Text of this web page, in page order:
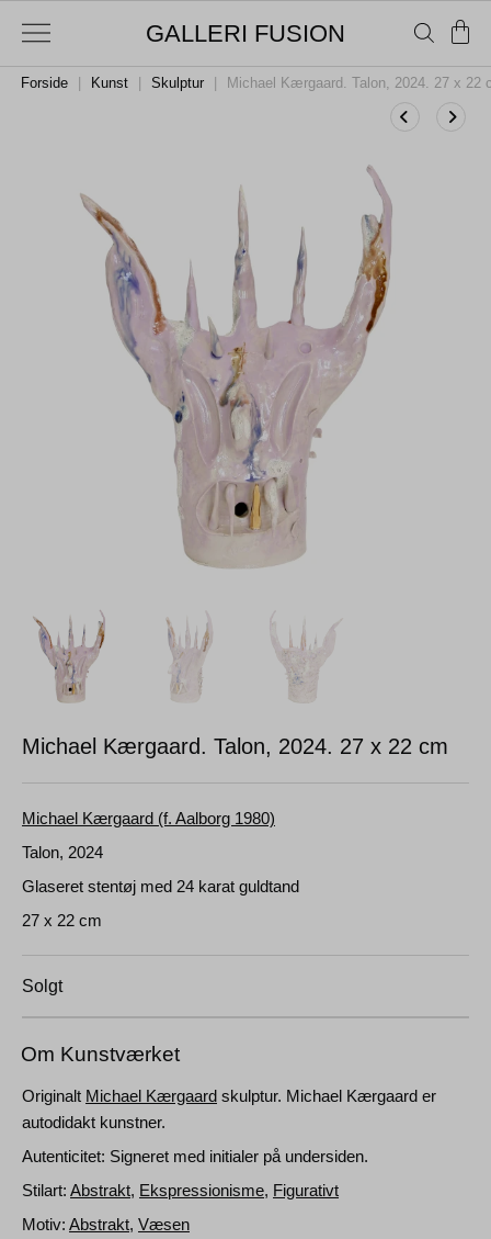
GALLERI FUSION
Forside Kunst Skulptur Michael Kærgaard. Talon, 2024. 27 x 22
Michael Kærgaard. Talon, 2024. 27 x 22 cm
Michael Kærgaard (f. Aalborg 1980)
Talon, 2024
Glaseret stentøj med 24 karat guldtand
27 x 22 cm
Solgt
Om Kunstværket
Originalt Michael Kærgaard skulptur. Michael Kærgaard er
autodidakt kunstner.
Autenticitet: Signeret med initialer på undersiden.
Stilart: Abstrakt, Ekspressionisme, Figurativt
Motiv: Abstrakt, Væsen